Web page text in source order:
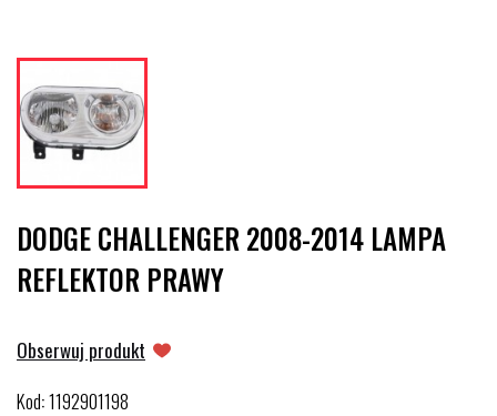
DODGE CHALLENGER 2008-2014 LAMPA
REFLEKTOR PRAWY
Obserwuj produkt
Kod:1192901198